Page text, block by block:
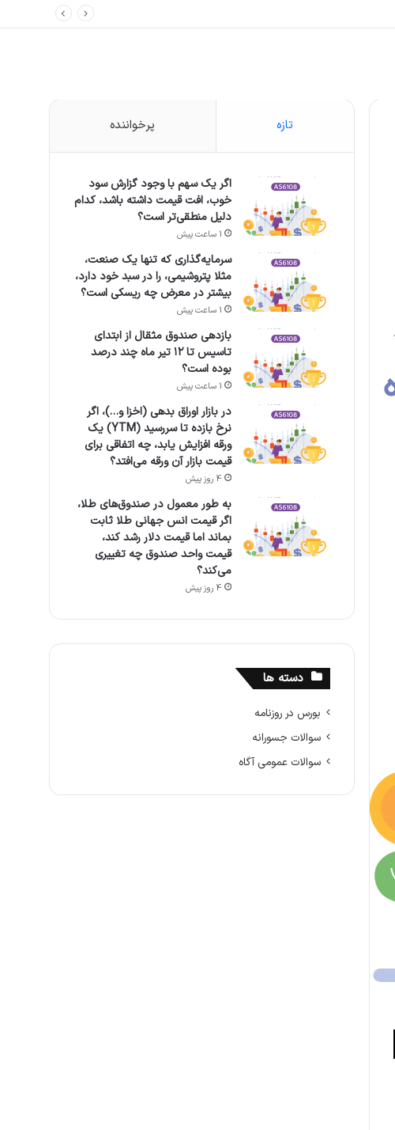
تازه پرخواننده
اگر یک سهم با وجود گزارش سود
خوب، افت قیمت داشته باشد، کدام
دلیل منطقی‌تر است؟
1 ساعت پیش
سرمایه‌گذاری که تنها یک صنعت،
مثلا پتروشیمی، را در سبد خود دارد،
بیشتر در معرض چه ریسکی است؟
1 ساعت پیش
بازدهی صندوق مثقال از ابتدای
تاسیس تا ۱۲ تیر ماه چند درصد
بوده است؟
1 ساعت پیش
در بازار اوراق بدهی (اخزا و…)، اگر
نرخ بازده تا سررسید (YTM) یک
ورقه افزایش یابد، چه اتفاقی برای
قیمت بازار آن ورقه می‌افتد؟
4 روز پیش
به طور معمول در صندوق‌های طلا،
اگر قیمت انس جهانی طلا ثابت
بماند اما قیمت دلار رشد کند،
قیمت واحد صندوق چه تغییری
می‌کند؟
4 روز پیش
دسته ها
بورس در روزنامه
سوالات جسورانه
سوالات عمومی آگاه